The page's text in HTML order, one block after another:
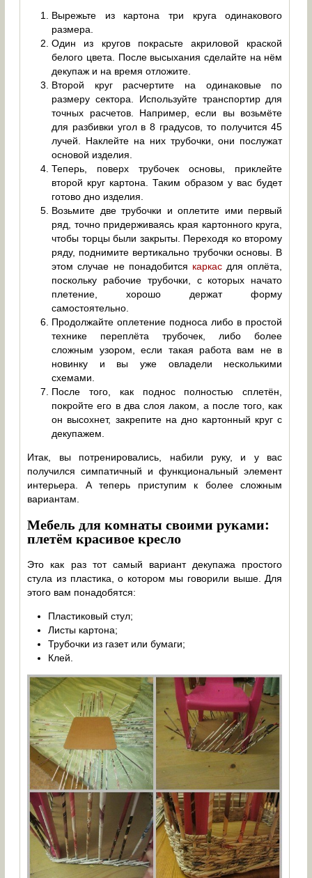
Вырежьте из картона три круга одинакового
размера.
Один из кругов покрасьте акриловой краской
белого цвета. После высыхания сделайте на нём
декупаж и на время отложите.
Второй круг расчертите на одинаковые по
размеру сектора. Используйте транспортир для
точных расчетов. Например, если вы возьмёте
для разбивки угол в 8 градусов, то получится 45
лучей. Наклейте на них трубочки, они послужат
основой изделия.
Теперь, поверх трубочек основы, приклейте
второй круг картона. Таким образом у вас будет
готово дно изделия.
Возьмите две трубочки и оплетите ими первый
ряд, точно придерживаясь края картонного круга,
чтобы торцы были закрыты. Переходя ко второму
ряду, поднимите вертикально трубочки основы. В
этом случае не понадобится каркасдля оплёта,
поскольку рабочие трубочки, с которых начато
плетение, хорошо держат форму
самостоятельно.
Продолжайте оплетение подноса либо в простой
технике переплёта трубочек, либо более
сложным узором, если такая работа вам не в
новинку и вы уже овладели несколькими
схемами.
После того, как поднос полностью сплетён,
покройте его в два слоя лаком, а после того, как
он высохнет, закрепите на дно картонный круг с
декупажем.
Итак, вы потренировались, набили руку, и у вас
получился симпатичный и функциональный элемент
интерьера. А теперь приступим к более сложным
вариантам.
Мебель для комнаты своими руками:
плетём красивое кресло
Это как раз тот самый вариант декупажа простого
стула из пластика, о котором мы говорили выше. Для
этого вам понадобятся:
Пластиковый стул;
Листы картона;
Трубочки из газет или бумаги;
Клей.